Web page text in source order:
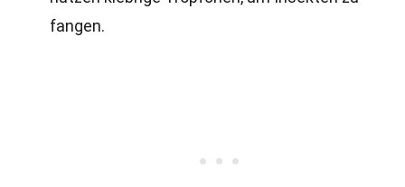
fangen.